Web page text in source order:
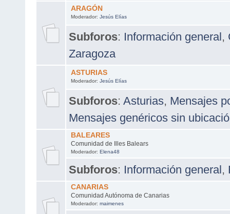
ARAGÓN
Moderador: Jesús Elías
Subforos: Información general,
Zaragoza
ASTURIAS
Moderador: Jesús Elías
Subforos: Asturias, Mensajes
Mensajes genéricos sin
BALEARES
Comunidad de Illes Balears
Moderador: Elena48
Subforos: Información general,
CANARIAS
Comunidad Autónoma de Canarias
Moderador: maimenes